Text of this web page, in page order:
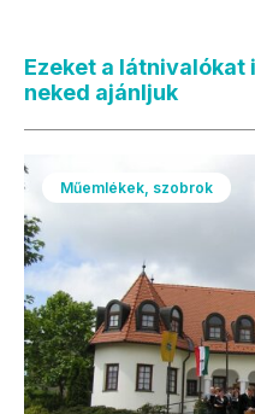
Ezeket a látnivalókat
neked ajánljuk
Műemlékek, szobrok